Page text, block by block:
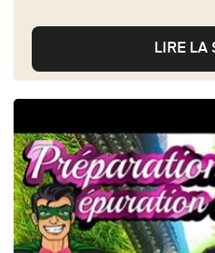
LIRE LA